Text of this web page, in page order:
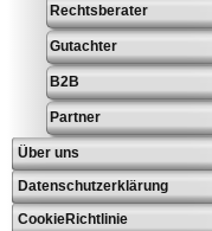
Rechtsberater
Gutachter
B2B
Partner
Über uns
Datenschutzerklärung
CookieRichtlinie